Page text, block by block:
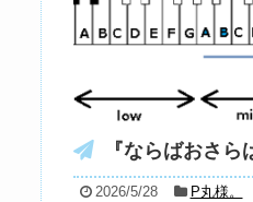
『ならばおさ
2026/5/28 P丸様。